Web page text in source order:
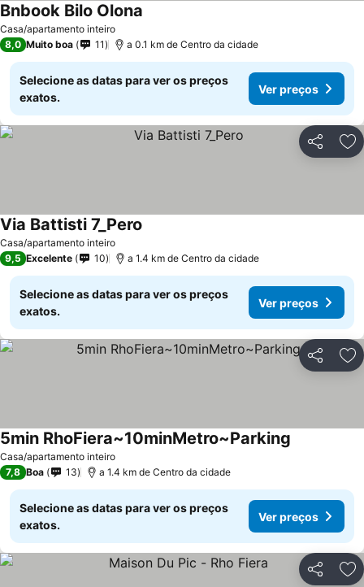
Casa/apartamento inteiro
Bnbook Bilo Olona
8,0 Muito boa 11 a 0.1 km de Centro da cidade
Selecione as datas para ver os preços
exatos.
Ver preços
Partilhar
Casa/apartamento inteiro
Via Battisti 7_Pero
9,5 Excelente 10 a 1.4 km de Centro da cidade
Selecione as datas para ver os preços
exatos.
Ver preços
Partilhar
Casa/apartamento inteiro
5min RhoFiera~10minMetro~Parking
7,8 Boa 13 a 1.4 km de Centro da cidade
Selecione as datas para ver os preços
exatos.
Ver preços
Partilhar